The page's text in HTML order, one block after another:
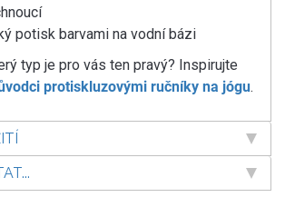
potisk barvami na vodní bázi
typ je pro vás ten pravý? Inspirujte
protiskluzovými ručníky na jógu.